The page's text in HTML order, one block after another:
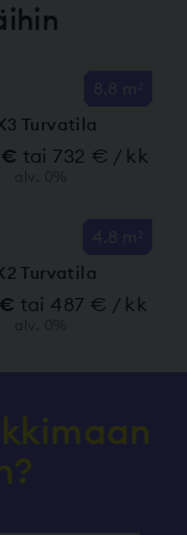
Turvatila
€ tai 732 € / kk
Turvatila
tai 487 € / kk